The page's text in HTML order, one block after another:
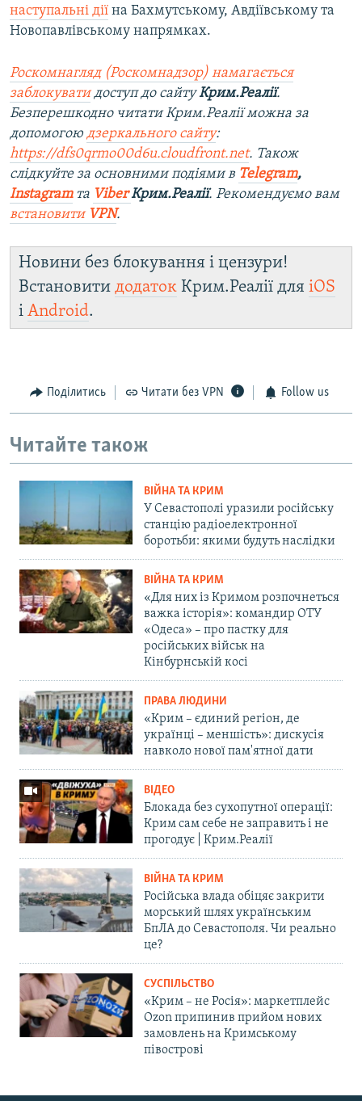
наступальні дії на Бахмутському, Авдіївському та
Новопавлівському напрямках.
Роскомнагляд (Роскомнадзор) намагається
заблокуватидоступ до сайтуКрим.Реалії.
Безперешкодно читати Крим.Реалії можна за
допомогою дзеркального сайту:
https://dfs0qrmo00d6u.cloudfront.net. Також
слідкуйте за основними подіями в Telegram,
Instagramта ViberКрим.Реалії. Рекомендуємо вам
встановити VPN.
Новини без блокування і цензури!
Встановити додаток Крим.Реалії для iOS
і Android.
Поділитись Читати без VPN Follow us
Читайте також
ВІЙНА ТА КРИМ
У Севастополі уразили російську
станцію радіоелектронної
боротьби: якими будуть наслідки
ВІЙНА ТА КРИМ
«Для них із Кримом розпочнеться
важка історія»: командир ОТУ
«Одеса» – про пастку для
російських військ на
Кінбурнській косі
ПРАВА ЛЮДИНИ
«Крим – єдиний регіон, де
українці – меншість»: дискусія
навколо нової пам'ятної дати
ВІДЕО
Блокада без сухопутної операції:
Крим сам себе не заправить і не
прогодує | Крим.Реалії
ВІЙНА ТА КРИМ
Російська влада обіцяє закрити
морський шлях українським
БпЛА до Севастополя. Чи реально
це?
СУСПІЛЬСТВО
«Крим – не Росія»: маркетплейс
Ozon припинив прийом нових
замовлень на Кримському
півострові